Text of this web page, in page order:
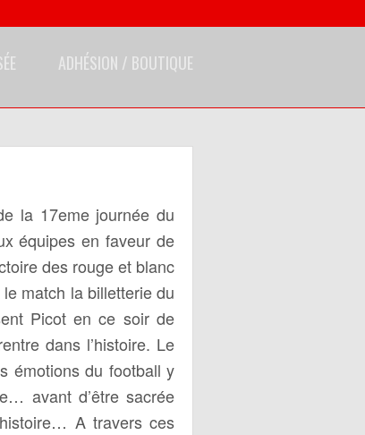
ADHÉSION / BOUTIQUE
la 17eme journée du
équipes en faveur de
des rouge et blanc
match la billetterie du
Picot en ce soir de
dans l’histoire. Le
émotions du football y
avant d’être sacrée
A travers ces